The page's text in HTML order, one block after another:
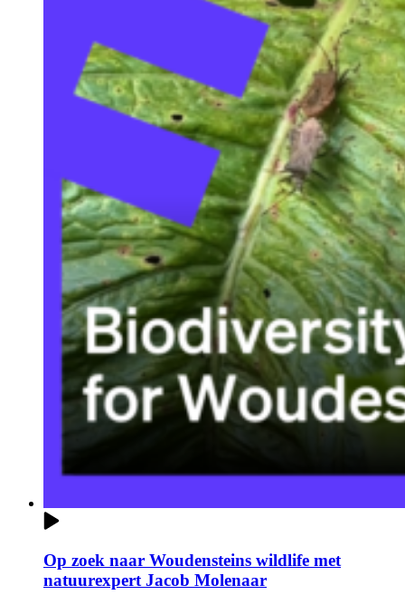
Op zoek naar Woudensteins wildlife met
natuurexpert Jacob Molenaar